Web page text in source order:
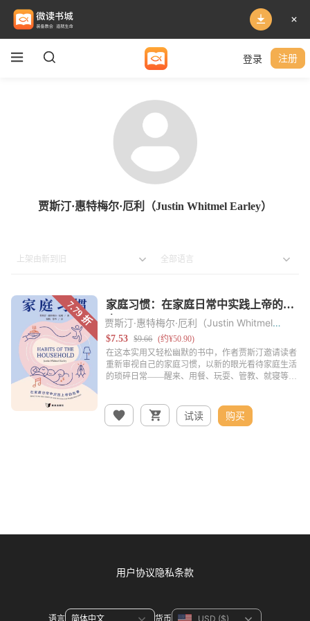
登录 注册
贾斯汀·惠特梅尔·厄利（Justin Whitmel Earley）
贾斯汀·惠特梅尔·厄利（Justin Whitmel
Earley）
试读 购买
用户协议隐私条款
语言 货币